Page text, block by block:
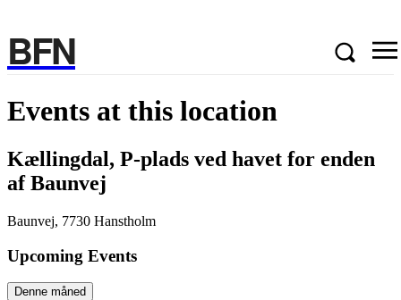
BFN
Events at this location
Kællingdal, P-plads ved havet for enden
af Baunvej
Baunvej, 7730 Hanstholm
Upcoming Events
Denne måned